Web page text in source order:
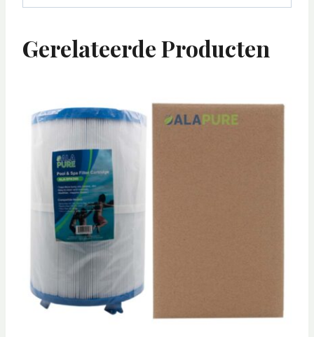
Gerelateerde Producten